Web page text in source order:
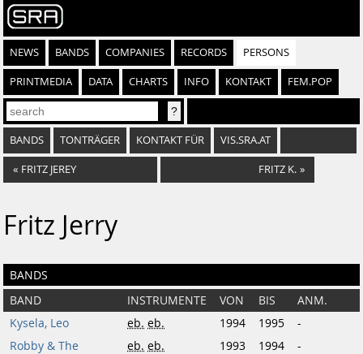
NEWS BANDS COMPANIES RECORDS PERSONS
PRINTMEDIA DATA CHARTS INFO KONTAKT FEM.POP
BANDS TONTRÄGER KONTAKT FÜR VIS.SRA.AT
« FRITZ JEREY FRITZ K. »
Fritz Jerry
BANDS
BAND INSTRUMENTE VON BIS
ANM.
Kysela, Leo
eb. eb. 1994 1995
-
Robby & The
eb. eb. 1993 1994 -